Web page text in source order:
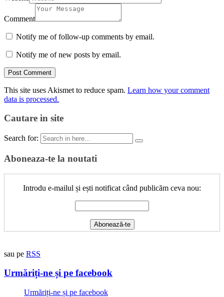
Comment
Notify me of follow-up comments by email.
Notify me of new posts by email.
This site uses Akismet to reduce spam. Learn how your comment
data is processed.
Cautare in site
Search for:
Aboneaza-te la noutati
Introdu e-mailul și ești notificat când publicăm ceva nou:
sau pe RSS
Urmăriți-ne și pe facebook
Urmăriți-ne și pe facebook